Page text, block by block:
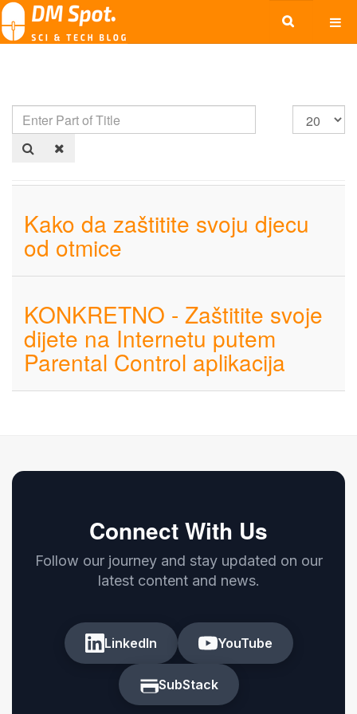
Kako da zaštitite svoju djecu
od otmice
KONKRETNO - Zaštitite svoje
dijete na Internetu putem
Parental Control aplikacija
Connect With Us
Follow our journey and stay updated on our
latest content and news.
LinkedIn YouTube
SubStack